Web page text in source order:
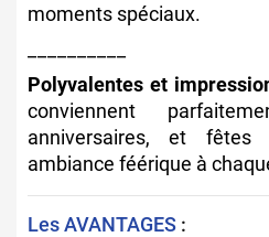
moments spéciaux.
Polyvalentes et
conviennent
anniversaires, et fêtes
ambiance féérique à
Les AVANTAGES :